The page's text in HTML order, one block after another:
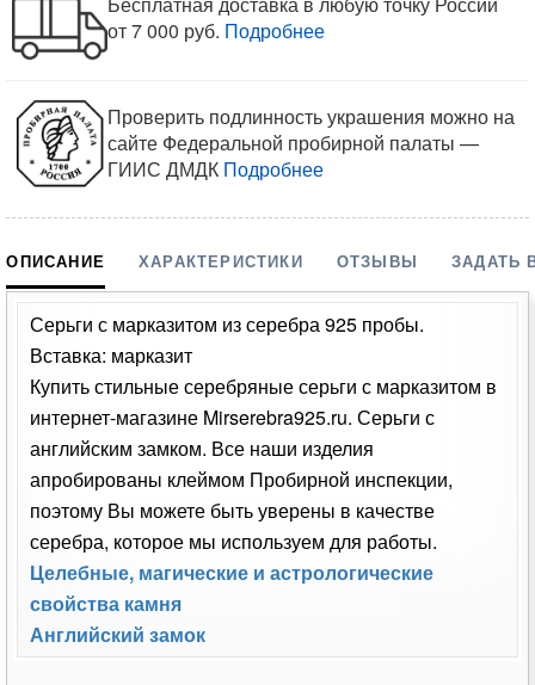
от 7 000 руб. Подробнее
Проверить подлинность украшения можно на
сайте Федеральной пробирной палаты —
ГИИС ДМДК Подробнее
ОПИСАНИЕ ХАРАКТЕРИСТИКИ ОТЗЫВЫ ЗАДАТЬ
Серьги с марказитом из серебра 925 пробы.
Вставка: марказит
Купить стильные серебряные серьги с марказитом в
интернет-магазине Mirserebra925.ru. Серьги с
английским замком. Все наши изделия
апробированы клеймом Пробирной инспекции,
поэтому Вы можете быть уверены в качестве
серебра, которое мы используем для работы.
Целебные, магические и астрологические
свойства камня
Английский замок